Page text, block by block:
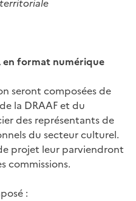
en format numérique
seront composées de
la DRAAF et du
des représentants de
du secteur culturel.
projet leur parviendront
commissions.
: